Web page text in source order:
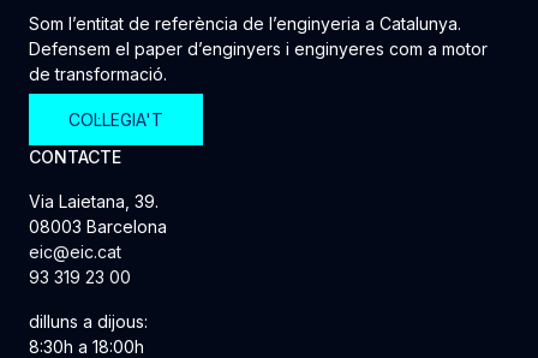
Som l’entitat de referència de l’enginyeria a Catalunya.
Defensem el paper d’enginyers i enginyeres com a motor
de transformació.
COL·LEGIA'T
CONTACTE
Via Laietana, 39.
08003 Barcelona
eic@eic.cat
93 319 23 00
dilluns a dijous:
8:30h a 18:00h